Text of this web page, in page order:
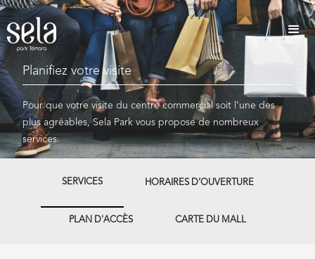
Planifiez votre visite
Pour que votre visite du centre commercial soit l’une des
plus agréables, Sela Park vous propose de nombreux
services.
SERVICES HORAIRES D’OUVERTURE
PLAN D'ACCÈS CARTE DU MALL